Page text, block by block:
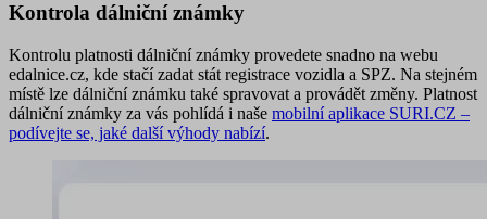
Kontrola dálniční známky
Kontrolu platnosti dálniční známky provedete snadno na webu
edalnice.cz, kde stačí zadat stát registrace vozidla a SPZ. Na stejném
místě lze dálniční známku také spravovat a provádět změny. Platnost
dálniční známky za vás pohlídá i naše mobilní aplikace SURI.CZ –
podívejte se, jaké další výhody nabízí.